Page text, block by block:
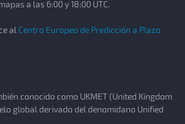
a las 6:00 y 18:00 UTC.
al Centro Europeo de Predicción a Plazo
conocido como UKMET (United Kingdom
global derivado del denomidano Unified